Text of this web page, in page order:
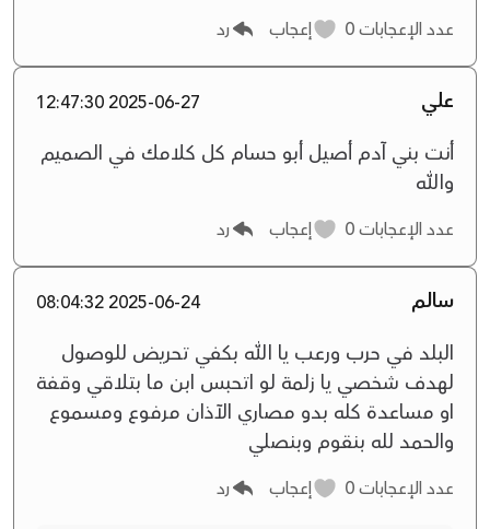
عدد الإعجابات إعجاب رد
علي 2025-06-27 12:47:30
‏أنت بني آدم أصيل ‏أبو حسام ‏كل كلامك في الصميم
والله
عدد الإعجابات إعجاب رد
سالم 2025-06-24 08:04:32
البلد في حرب ورعب يا الله بكفي تحريض للوصول
لهدف شخصي يا زلمة لو اتحبس ابن ما بتلاقي وقفة
او مساعدة كله بدو مصاري الآذان مرفوع ومسموع
والحمد لله بنقوم وبنصلي
عدد الإعجابات إعجاب رد